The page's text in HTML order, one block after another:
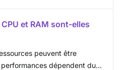
et RAM sont-elles
peuvent être
dépendent du...